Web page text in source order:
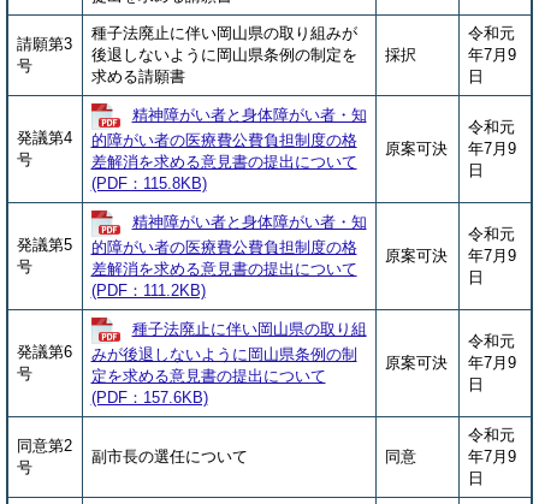
請願第3
号
種子法廃止に伴い岡山県の取り組みが
後退しないように岡山県条例の制定を
求める請願書
採択
令和元
年7月9
日
発議第4
号
精神障がい者と身体障がい者・知
的障がい者の医療費公費負担制度の格
差解消を求める意見書の提出について
(PDF：115.8KB)
原案可決
令和元
年7月9
日
発議第5
号
精神障がい者と身体障がい者・知
的障がい者の医療費公費負担制度の格
差解消を求める意見書の提出について
(PDF：111.2KB)
原案可決
令和元
年7月9
日
発議第6
号
種子法廃止に伴い岡山県の取り組
みが後退しないように岡山県条例の制
定を求める意見書の提出について
(PDF：157.6KB)
原案可決
令和元
年7月9
日
同意第2
号
副市長の選任について 同意
令和元
年7月9
日